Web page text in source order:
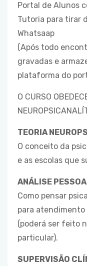
Portal de Alunos
Tutoria para tirar
Whatsaap
(Após todo
gravadas e
plataforma do
O CURSO
TEORIA
O conceito da
e as escolas que
ANÁLISE
Como pensar
para
(poderá ser feito
particular).
SUPERVISÃO